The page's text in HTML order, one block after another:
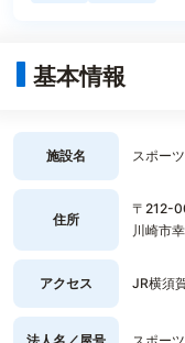
基本情報
施設名 スポー
住所
〒212-
川崎市
アクセス JR横須